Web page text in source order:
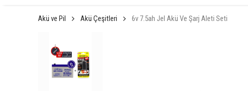
Akü ve Pil Akü Çeşitleri 6v 7.5ah Jel Akü Ve Şarj Aleti Seti